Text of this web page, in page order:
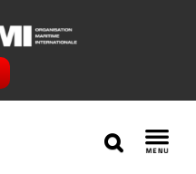
SEARCH